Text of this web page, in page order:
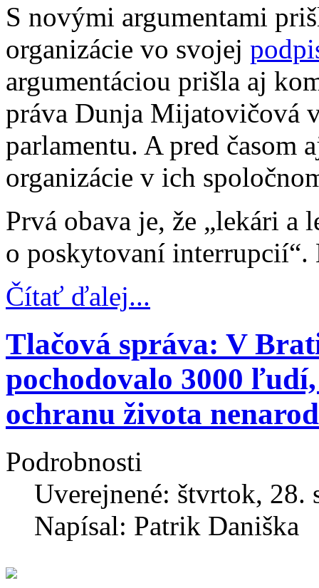
S novými argumentami
organizácie vo svojej
argumentáciou prišla aj
práva Dunja Mijatovičová
parlamentu. A pred časom
organizácie v ich
Prvá obava je, že „lekári
o poskytovaní interrupcií“.
Čítať ďalej...
Tlačová správa: V
pochodovalo 3000
ochranu života
Podrobnosti
Uverejnené: štvrtok, 28.
Napísal: Patrik Daniška